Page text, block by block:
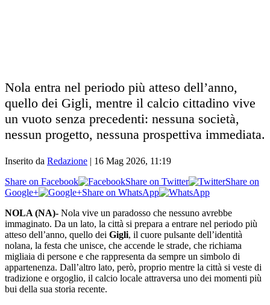
Nola entra nel periodo più atteso dell’anno,
quello dei Gigli, mentre il calcio cittadino vive
un vuoto senza precedenti: nessuna società,
nessun progetto, nessuna prospettiva immediata.
Inserito da Redazione | 16 Mag 2026, 11:19
Share on Facebook
Share on Twitter
Share on
Google+
Share on WhatsApp
NOLA (NA)- Nola vive un paradosso che nessuno avrebbe
immaginato. Da un lato, la città si prepara a entrare nel periodo più
atteso dell’anno, quello dei Gigli, il cuore pulsante dell’identità
nolana, la festa che unisce, che accende le strade, che richiama
migliaia di persone e che rappresenta da sempre un simbolo di
appartenenza. Dall’altro lato, però, proprio mentre la città si veste di
tradizione e orgoglio, il calcio locale attraversa uno dei momenti più
bui della sua storia recente.